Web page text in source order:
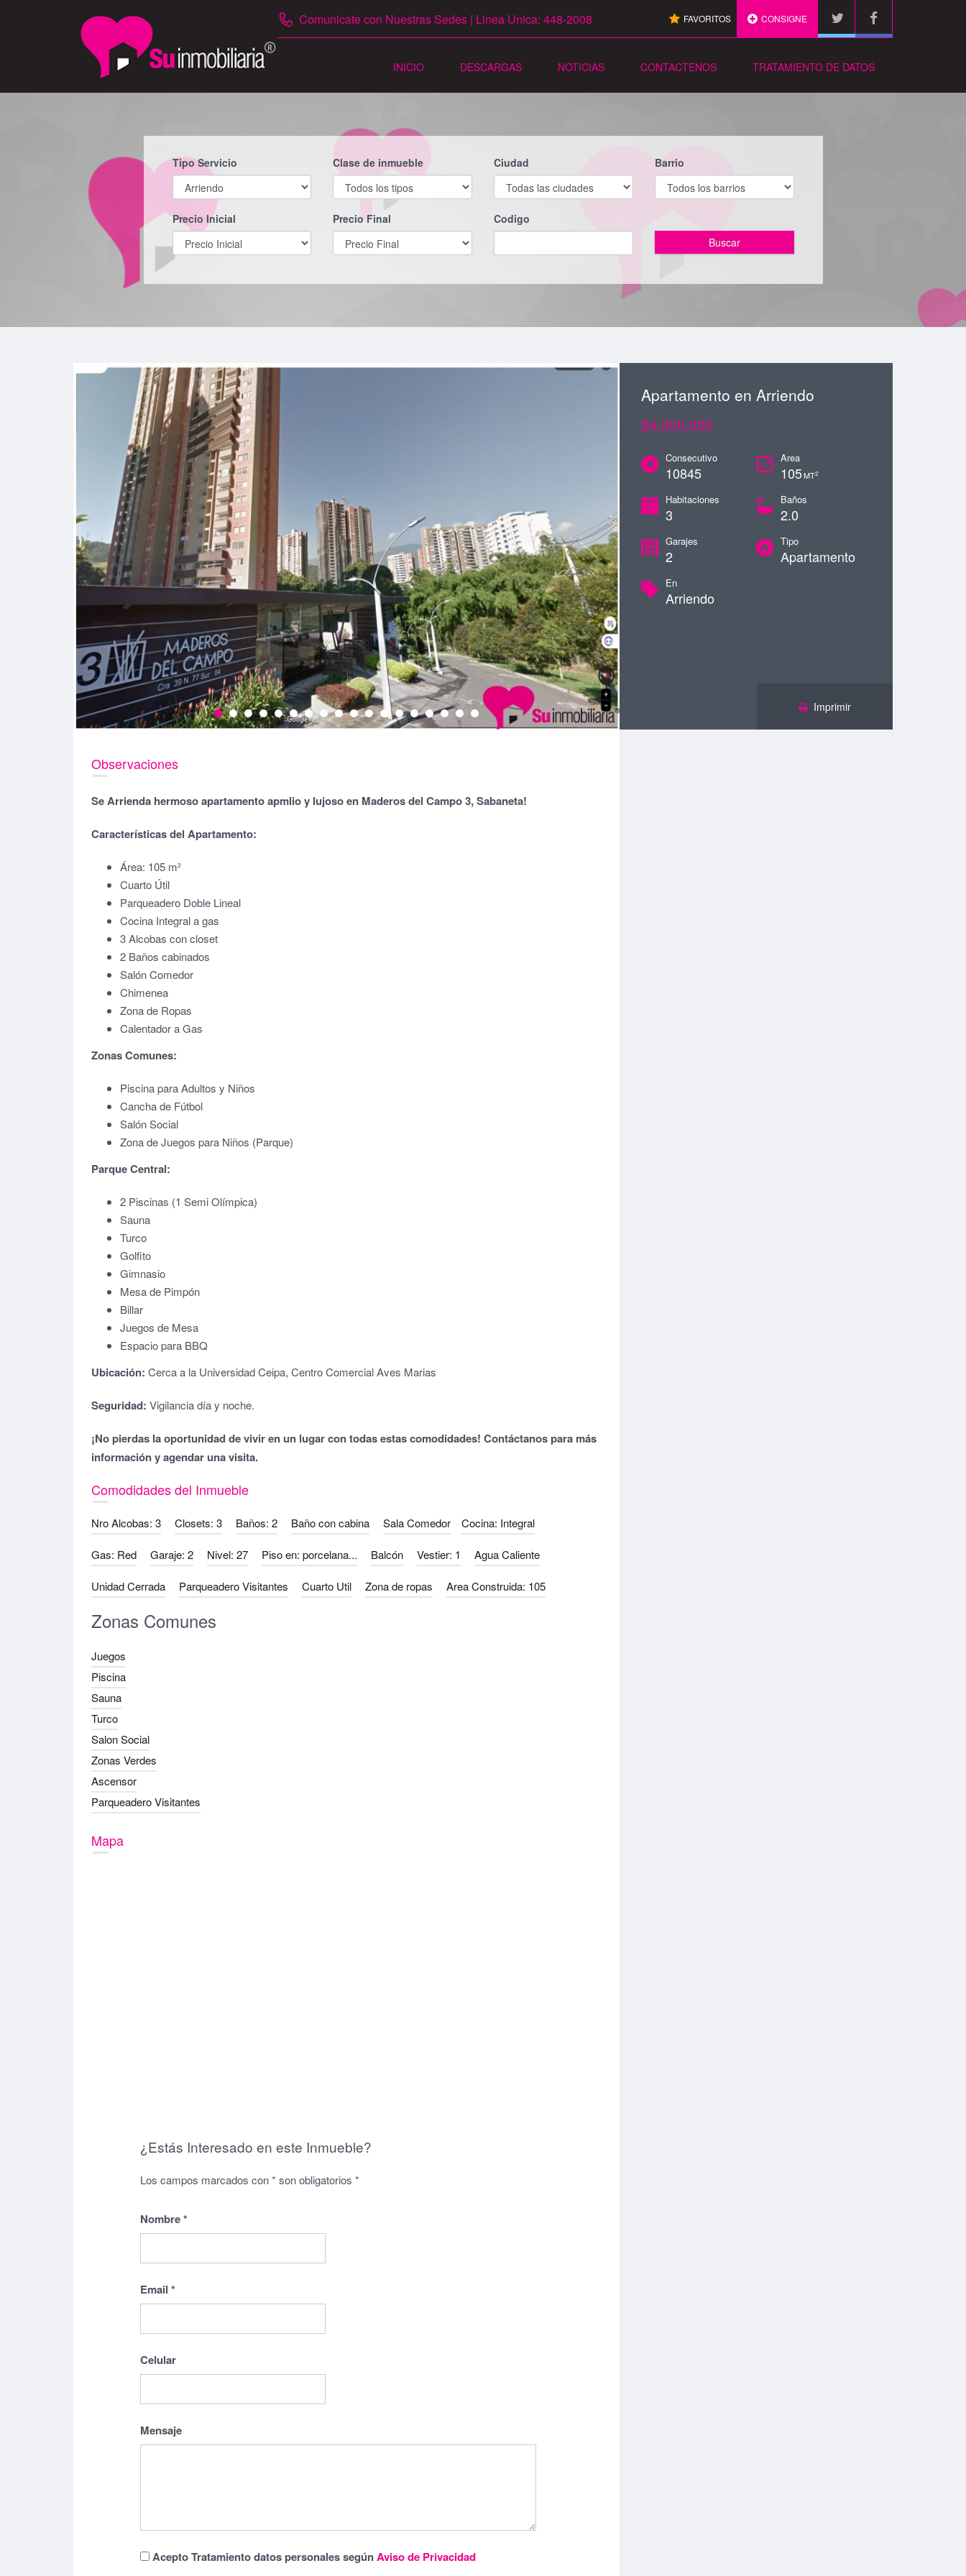
FAVORITOS CONSIGNE
Comunicate con Nuestras Sedes | Linea Unica: 448-2008
INICIO DESCARGAS NOTICIAS CONTACTENOS TRATAMIENTO DE DATOS
Tipo Servicio Clase de inmueble Ciudad Barrio
Precio Inicial Precio Final Codigo
Apartamento en Arriendo
$4,000,000
Consecutivo
10845
Area
105MT2
Habitaciones
3
Baños
2.0
Garajes
2
Tipo
Apartamento
En
Arriendo
Imprimir
Observaciones
Se Arrienda hermoso apartamento apmlio y lujoso en Maderos del Campo 3, Sabaneta!
Características del Apartamento:
Área: 105 m²
Cuarto Útil
Parqueadero Doble Lineal
Cocina Integral a gas
3 Alcobas con closet
2 Baños cabinados
Salón Comedor
Chimenea
Zona de Ropas
Calentador a Gas
Zonas Comunes:
Piscina para Adultos y Niños
Cancha de Fútbol
Salón Social
Zona de Juegos para Niños (Parque)
Parque Central:
2 Piscinas (1 Semi Olímpica)
Sauna
Turco
Golfito
Gimnasio
Mesa de Pimpón
Billar
Juegos de Mesa
Espacio para BBQ
Ubicación: Cerca a la Universidad Ceipa, Centro Comercial Aves Marias
Seguridad: Vigilancia día y noche.
¡No pierdas la oportunidad de vivir en un lugar con todas estas comodidades! Contáctanos para más
información y agendar una visita.
Comodidades del Inmueble
Nro Alcobas: 3 Closets: 3 Baños: 2 Baño con cabina Sala Comedor Cocina: Integral
Gas: Red Garaje: 2 Nivel: 27 Piso en: porcelana... Balcón Vestier: 1 Agua Caliente
Unidad Cerrada Parqueadero Visitantes Cuarto Util Zona de ropas Area Construida: 105
Zonas Comunes
Juegos
Piscina
Sauna
Turco
Salon Social
Zonas Verdes
Ascensor
Parqueadero Visitantes
Mapa
¿Estás Interesado en este Inmueble?
Los campos marcados con * son obligatorios *
Nombre*
Email *
Celular
Mensaje
Acepto Tratamiento datos personales segúnAviso de Privacidad